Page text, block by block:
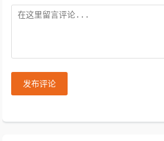
发布评论